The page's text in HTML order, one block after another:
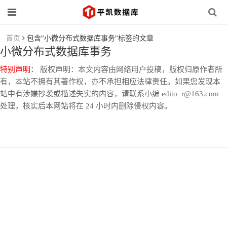
首页 包含"小微分布式数据库事务"标签的文章
小微分布式数据库事务
特别声明：
版权声明：本文内容由网络用户投稿，版权归原作者所
有，本站不拥有其著作权，亦不承担相应法律责任。如果您发现本
站中有涉嫌抄袭或描述失实的内容，请联系小编 edito_r@163.com
处理，核实后本网站将在 24 小时内删除侵权内容。